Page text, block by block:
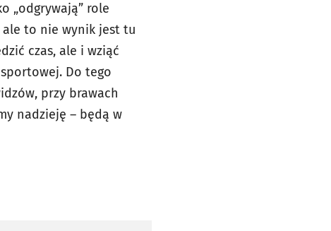
„odgrywają” role
ale to nie wynik jest tu
czas, ale i wziąć
Do tego
przy brawach
nadzieję – będą w